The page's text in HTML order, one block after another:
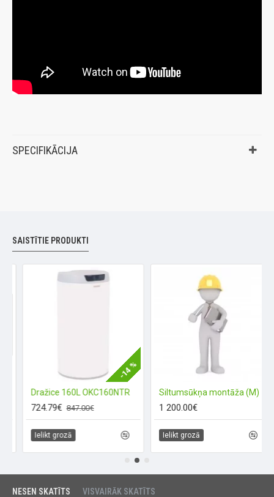
SPECIFIKĀCIJA
SAISTĪTIE PRODUKTI
-14 %
Dražice 160L OKC160NTR
724.79€ 847.00€
Ielikt grozā
Siltumsūkņa montāža (M)
1 200.00€
Ielikt grozā
NESEN SKATĪTS VISVAIRĀK SKATĪTS